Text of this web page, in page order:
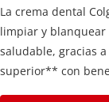
La crema dental Colgate Total
limpiar y
saludable, gracias
superior** con